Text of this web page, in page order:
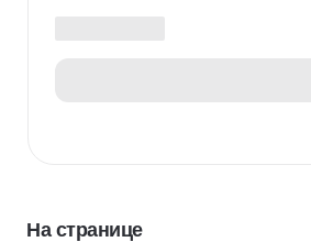
На странице